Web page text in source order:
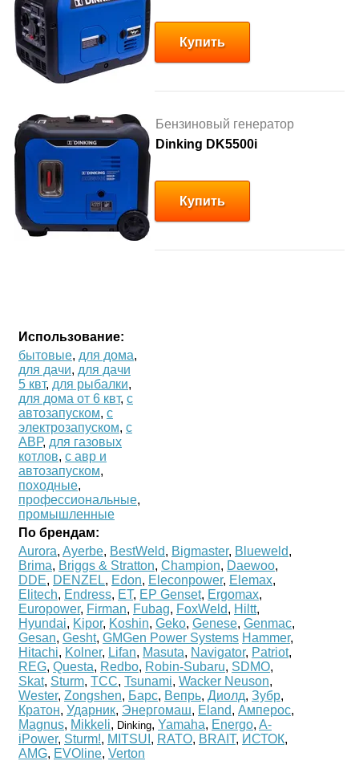
Купить
Бензиновый генератор
Dinking DK5500i
Купить
Использование:
бытовые, для дома,
для дачи, для дачи
5 квт, для рыбалки,
для дома от 6 квт, с
автозапуском, с
электрозапуском, с
АВР, для газовых
котлов, с авр и
автозапуском,
походные,
профессиональные,
промышленные
По брендам:
Aurora, Ayerbe, BestWeld, Bigmaster, Blueweld,
Brima, Briggs & Stratton, Champion, Daewoo,
DDE, DENZEL, Edon, Eleconpower, Elemax,
Elitech, Endress, ET, EP Genset, Ergomax,
Europower, Firman, Fubag, FoxWeld, Hiltt,
Hyundai, Kipor, Koshin, Geko, Genese, Genmac,
Gesan, Gesht, GMGen Power Systems Hammer,
Hitachi, Kolner, Lifan, Masuta, Navigator, Patriot,
REG, Questa, Redbo, Robin-Subaru, SDMO,
Skat, Sturm, ТСС, Tsunami, Wacker Neuson,
Wester, Zongshen, Барс, Вепрь, Диолд, Зубр,
Кратон, Ударник, Энергомаш, Eland, Амперос,
Magnus, Mikkeli, Dinking, Yamaha, Energo, A-
iPower, Sturm!, MITSUI , RATO, BRAIT, ИСТОК,
AMG, EVOline, Verton